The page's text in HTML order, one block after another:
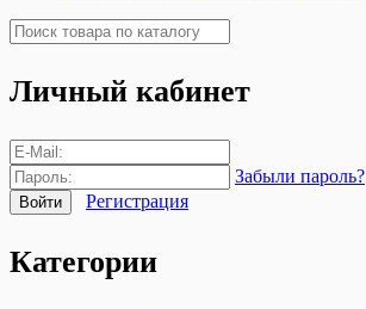
Личный кабинет
Забыли пароль?
Регистрация
Категории